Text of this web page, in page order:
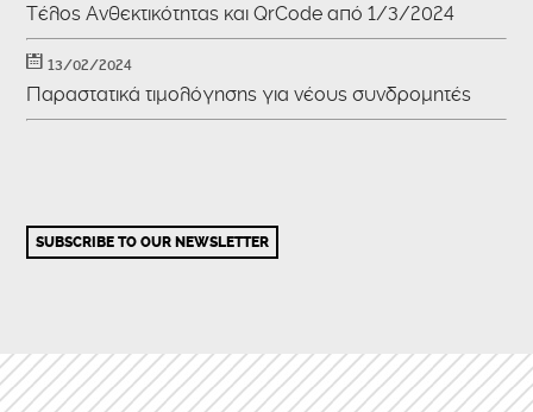
Τέλος Ανθεκτικότητας και QrCode από 1/3/2024
13/02/2024
Παραστατικά τιμολόγησης για νέους συνδρομητές
SUBSCRIBE TO OUR NEWSLETTER